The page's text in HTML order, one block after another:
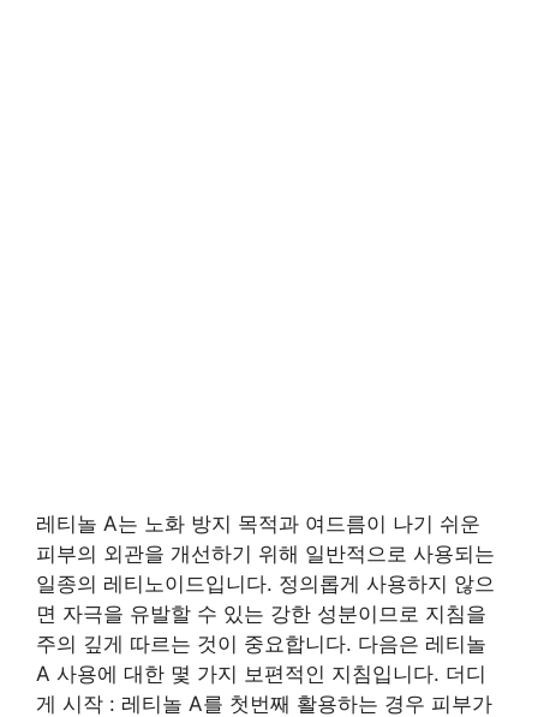
레티놀 A는 노화 방지 목적과 여드름이 나기 쉬운
피부의 외관을 개선하기 위해 일반적으로 사용되는
일종의 레티노이드입니다. 정의롭게 사용하지 않으
면 자극을 유발할 수 있는 강한 성분이므로 지침을
주의 깊게 따르는 것이 중요합니다. 다음은 레티놀
A 사용에 대한 몇 가지 보편적인 지침입니다. 더디
게 시작 : 레티놀 A를 첫번째 활용하는 경우 피부가